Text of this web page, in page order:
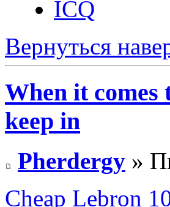
ICQ
Вернуться
When it
keep in
Pherdergy »
Cheap Lebron